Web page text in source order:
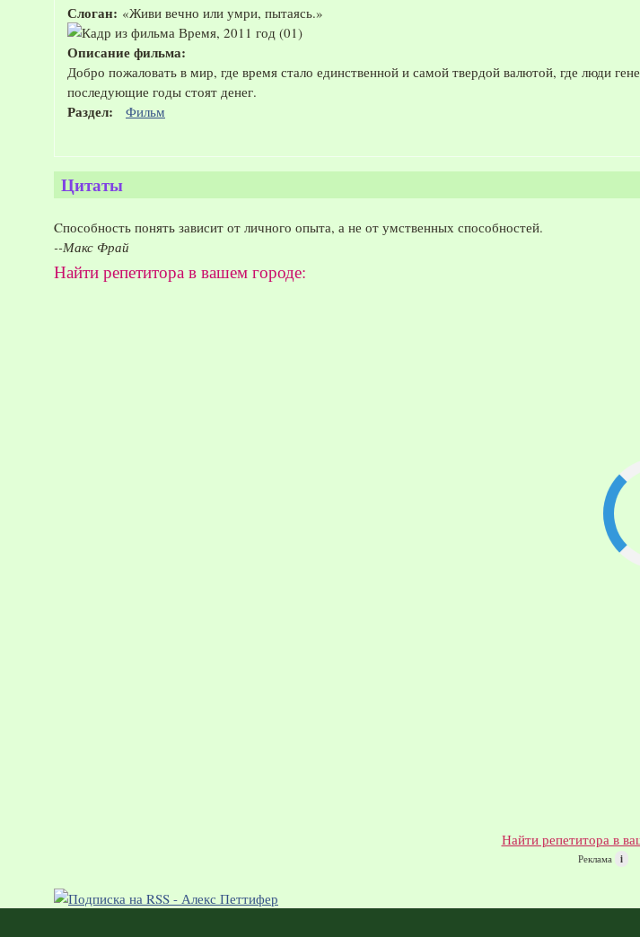
Слоган: «Живи вечно или умри, пытаясь.»
Описание фильма:
Добро пожаловать в мир, где время стало единственной и самой твердой валютой, где люди
последующие годы стоят денег.
Раздел: Фильм
Цитаты
Cпособность понять зависит от личного опыта, а не от умственных способностей.
--Макс Фрай
Найти репетитора в вашем городе:
Найти репетитора в
Реклама i